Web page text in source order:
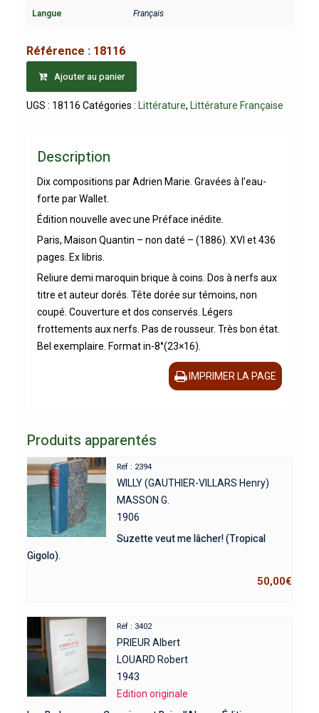
Langue Français
Référence : 18116
Ajouter au panier
UGS : 18116 Catégories : Littérature, Littérature Française
Description
Dix compositions par Adrien Marie. Gravées à l’eau-
forte par Wallet.
Édition nouvelle avec une Préface inédite.
Paris, Maison Quantin – non daté – (1886). XVI et 436
pages. Ex libris.
Reliure demi maroquin brique à coins. Dos à nerfs aux
titre et auteur dorés. Tête dorée sur témoins, non
coupé. Couverture et dos conservés. Légers
frottements aux nerfs. Pas de rousseur. Très bon état.
Bel exemplaire. Format in-8°(23×16).
IMPRIMER LA PAGE
Produits apparentés
Réf : 2394
WILLY (GAUTHIER-VILLARS Henry)
MASSON G.
1906
Suzette veut me lâcher! (Tropical
Gigolo).
50,00€
Réf : 3402
PRIEUR Albert
LOUARD Robert
1943
Edition originale